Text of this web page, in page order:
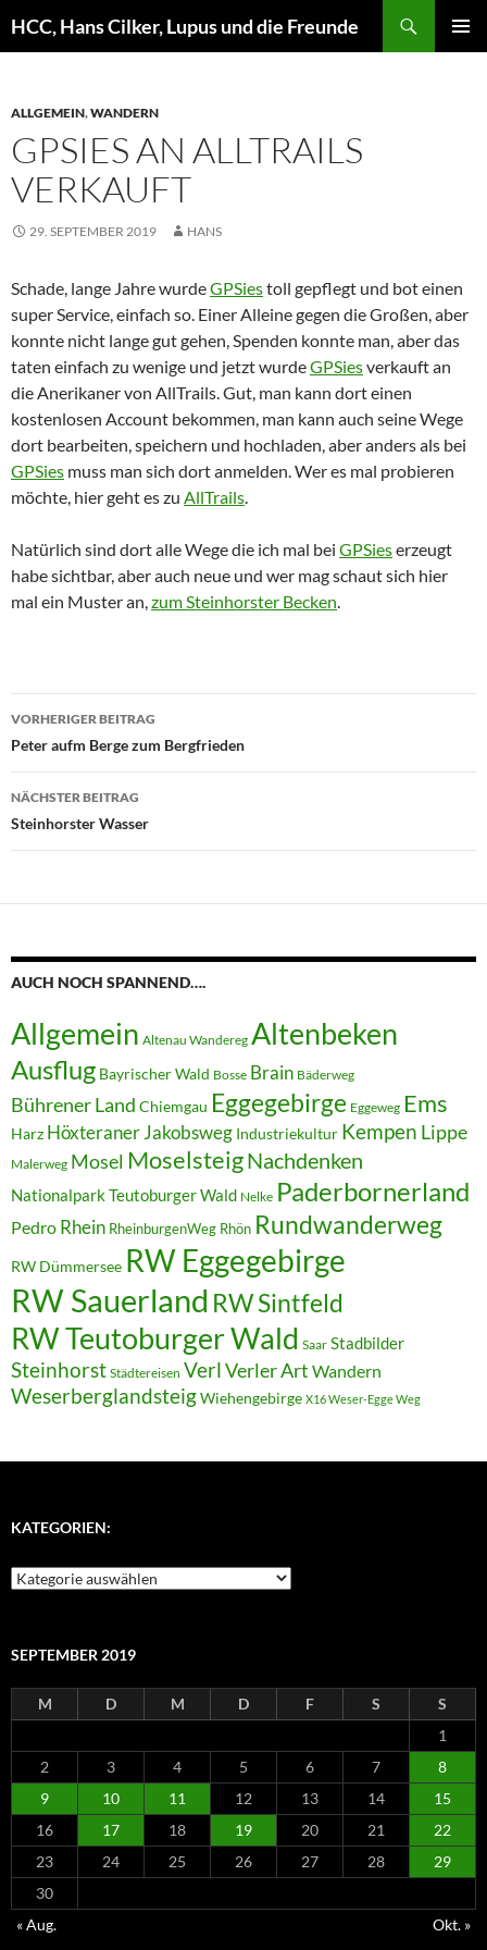
Inhalt
HCC, Hans Cilker, Lupus und die Freunde
ALLGEMEIN,WANDERN
GPSIES AN ALLTRAILS
VERKAUFT
29. SEPTEMBER 2019 HANS
Schade, lange Jahre wurdeGPSiestoll gepflegt und bot einen
super Service, einfach so. Einer Alleine gegen die Großen, aber
konnte nicht lange gut gehen, Spenden konnte man, aber das
taten einfach zu wenige und jetzt wurdeGPSiesverkauft an
die Anerikaner von AllTrails. Gut, man kann dort einen
kostenlosen Account bekommen, man kann auch seine Wege
dort bearbeiten, speichern und hochladen, aber anders als bei
GPSies muss man sich dort anmelden. Wer es mal probieren
möchte, hier geht es zu AllTrails.
Natürlich sind dort alle Wege die ich mal bei GPSieserzeugt
habe sichtbar, aber auch neue und wer mag schaut sich hier
mal ein Muster an,zum Steinhorster Becken.
Beitragsnavigation
VORHERIGER BEITRAG
Peter aufm Berge zum Bergfrieden
NÄCHSTER BEITRAG
Steinhorster Wasser
AUCH NOCH SPANNEND….
Allgemein Altenau Wandereg Altenbeken
Ausflug Bayrischer Wald Bosse Brain Bäderweg
Bührener Land Chiemgau Eggegebirge Eggeweg Ems
Harz Höxteraner Jakobsweg Industriekultur Kempen Lippe
Malerweg Mosel MoselsteigNachdenken
Nationalpark Teutoburger Wald Nelke Paderbornerland
Pedro Rhein RheinburgenWeg Rhön Rundwanderweg
RW Dümmersee RW Eggegebirge
RW Sauerland RW Sintfeld
RW Teutoburger Wald Saar Stadbilder
Steinhorst Städtereisen VerlVerler Art Wandern
WeserberglandsteigWiehengebirge X16 Weser-Egge Weg
KATEGORIEN:
Kategorien:
SEPTEMBER 2019
M D M D F S
S
1
2
3 4 5 6 7
8
9
10 11 12 13 14
15
16
17 18 19 20 21
22
23
24 25 26 27 28
29
30
« Aug.
Okt. »